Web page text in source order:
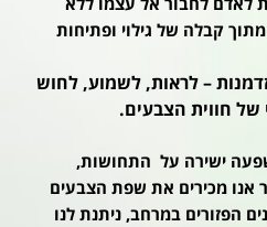
קבלה של גילוי ופתיחות
– לראות, לשמוע, לחוש
של חווית הצבעים.
ישירה על התחושות,
אנו מכירים את שפת הצבעים
הפזורים במרחב, ניתנת לנו